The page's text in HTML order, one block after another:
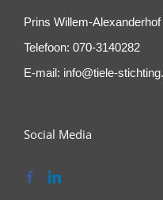
Prins Willem-
Telefoon: 070-3140282
E-mail: info@tiele-
Social Media